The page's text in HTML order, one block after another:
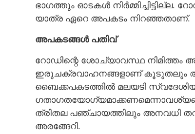
ഭാഗത്തും ഓടകൾ നിർമ്മിച്ചിട്ടില്ല.
യാത്ര ഏറെ അപകടം നിറഞ്ഞതാണ്.
അപകടങ്ങൾ പതിവ്
റോഡിന്റെ ശോച്യാവസ്ഥ
ഇരുചക്രവാഹനങ്ങളാണ് കൂടുതലും
ബൈക്കപകടത്തിൽ മലയടി
ത്രിതല പഞ്ചായത്തിലും അനവധി
അരങ്ങേറി.